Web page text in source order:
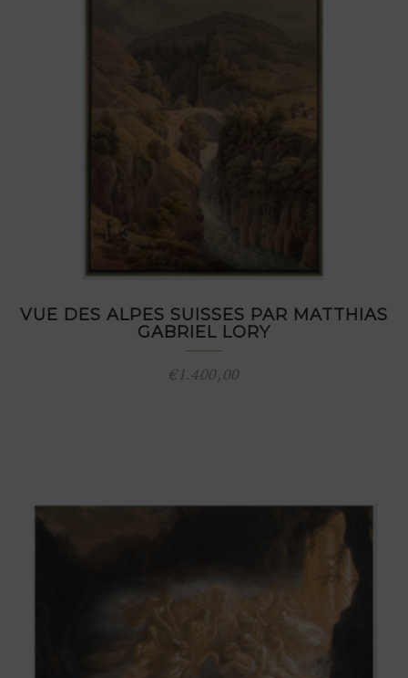
VUE DES ALPES SUISSES PAR MATTHIAS
GABRIEL LORY
€1.400,00